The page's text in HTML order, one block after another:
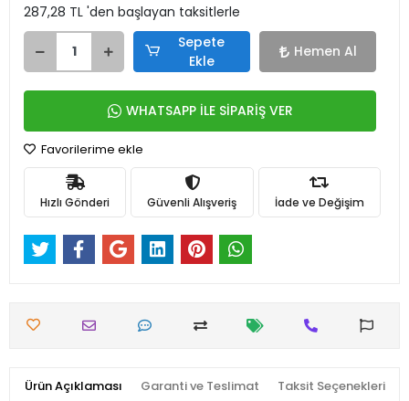
287,28 TL 'den başlayan taksitlerle
Sepete
Ekle
Hemen Al
WHATSAPP İLE SİPARİŞ VER
Favorilerime ekle
Hızlı Gönderi Güvenli Alışveriş İade ve Değişim
Ürün Açıklaması Garanti ve Teslimat Taksit Seçenekleri